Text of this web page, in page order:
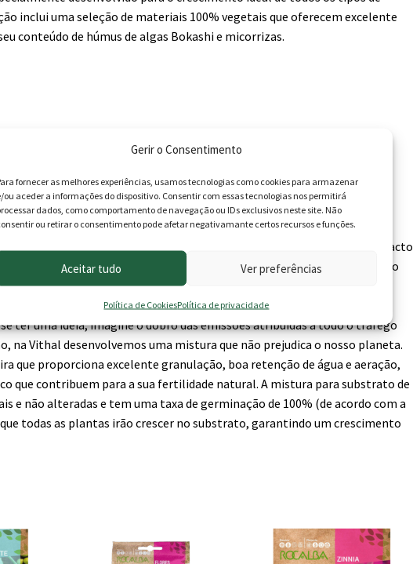
Gerir o Consentimento
fornecer as melhores experiências, usamos tecnologias como cookies para armazenar
ou aceder a informações do dispositivo. Consentir com essas tecnologias nos permitirá
dados, como comportamento de navegação ou IDs exclusivos neste site. Não
ou retirar o consentimento pode afetar negativamante certos recursos e funções.
Aceitar tudo Ver preferências
Política de CookiesPolítica de privacidade
inclui uma seleção de materiais 100% vegetais que oferecem excelente
conteúdo de húmus de algas Bokashi e micorrizas.
principal. Ser um bom produto para suas plantas tem um impacto
húmida altamente sensível e de grande importância para a conservação
de CO2, essenciais para a conservação da biodiversidade e a
que a exploração de turfeiras seja responsável por 6% de todas as
ter uma ideia, imagine o dobro das emissões atribuídas a todo o tráfego
na Vithal desenvolvemos uma mistura que não prejudica o nosso planeta.
que proporciona excelente granulação, boa retenção de água e aeração,
que contribuem para a sua fertilidade natural. A mistura para substrato de
não alteradas e tem uma taxa de germinação de 100% (de acordo com a
todas as plantas irão crescer no substrato, garantindo um crescimento